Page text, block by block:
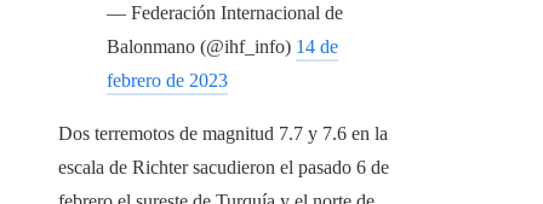
— Federación Internacional de
Balonmano (@ihf_info) 14 de
febrero de 2023
Dos terremotos de magnitud 7.7 y 7.6 en la
escala de Richter sacudieron el pasado 6 de